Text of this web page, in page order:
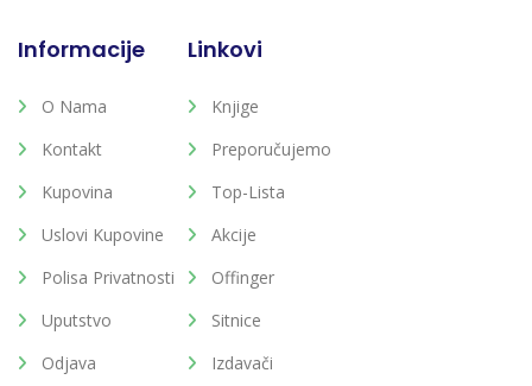
Informacije
O Nama
Kontakt
Kupovina
Uslovi Kupovine
Polisa Privatnosti
Uputstvo
Odjava
Linkovi
Knjige
Preporučujemo
Top-Lista
Akcije
Offinger
Sitnice
Izdavači